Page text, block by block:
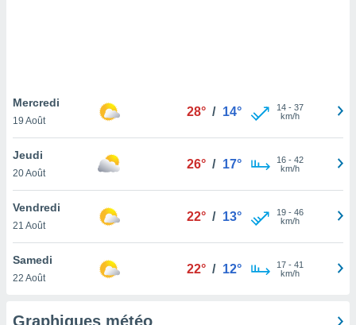
notre
que
et que
Mercredi
19 Août
28° / 14° 14- 37
km/h
Jeudi
20 Août
26° / 17° 16- 42
km/h
Vendredi
21 Août
22° / 13° 19- 46
km/h
Samedi
22 Août
22° / 12° 17- 41
km/h
Graphiques météo